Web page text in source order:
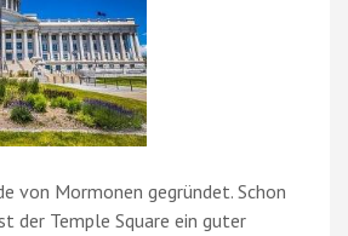
von Mormonen gegründet. Schon
der Temple Square ein guter